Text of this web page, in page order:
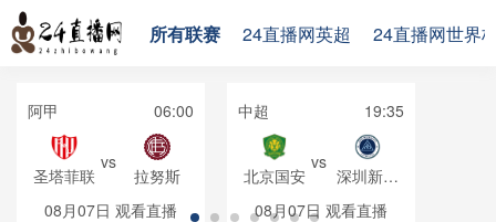
所有联赛 24直播网英超 24直播网世界
阿甲 06:00
圣塔菲联
vs
拉努斯
08月07日 观看直播
中超 19:35
北京国安
vs
深圳新鹏
城
08月07日 观看直播